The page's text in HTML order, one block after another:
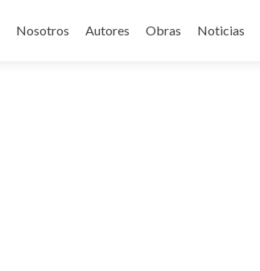
Nosotros Autores Obras Noticias